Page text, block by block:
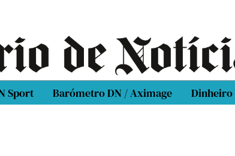
Sport Barómetro DN / Aximage Dinheiro